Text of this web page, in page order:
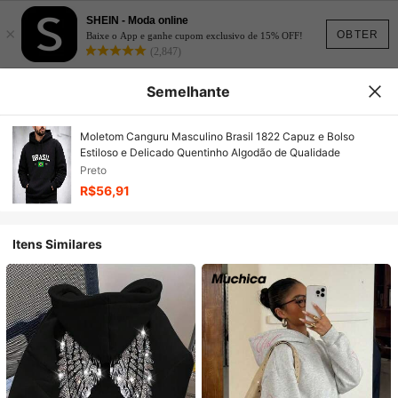
OBTER
×
SHEIN - Moda online
Baixe o App e ganhe cupom exclusivo de 15% OFF!
(2,847)
Semelhante
Moletom Canguru Masculino Brasil 1822 Capuz e Bolso
Estiloso e Delicado Quentinho Algodão de Qualidade
Preto
R$56,91
Itens Similares